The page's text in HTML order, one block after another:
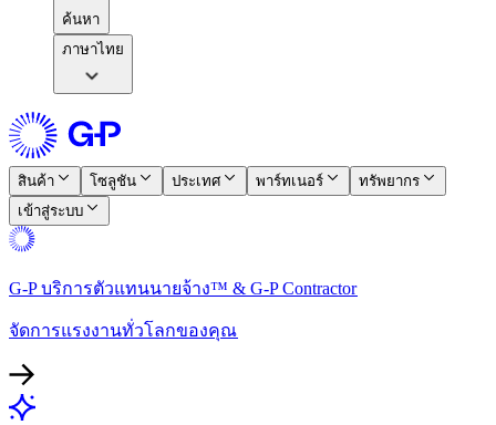
ค้นหา​​
ภาษาไทย
สินค้า​​ โซลูชัน​​ ประเทศ​​ พาร์ทเนอร์​​
ทรัพยากร​​
เข้าสู่ระบบ​​
G-P บริการตัวแทนนายจ้าง™ & G-P Contractor​​
จัดการแรงงานทั่วโลกของคุณ​​